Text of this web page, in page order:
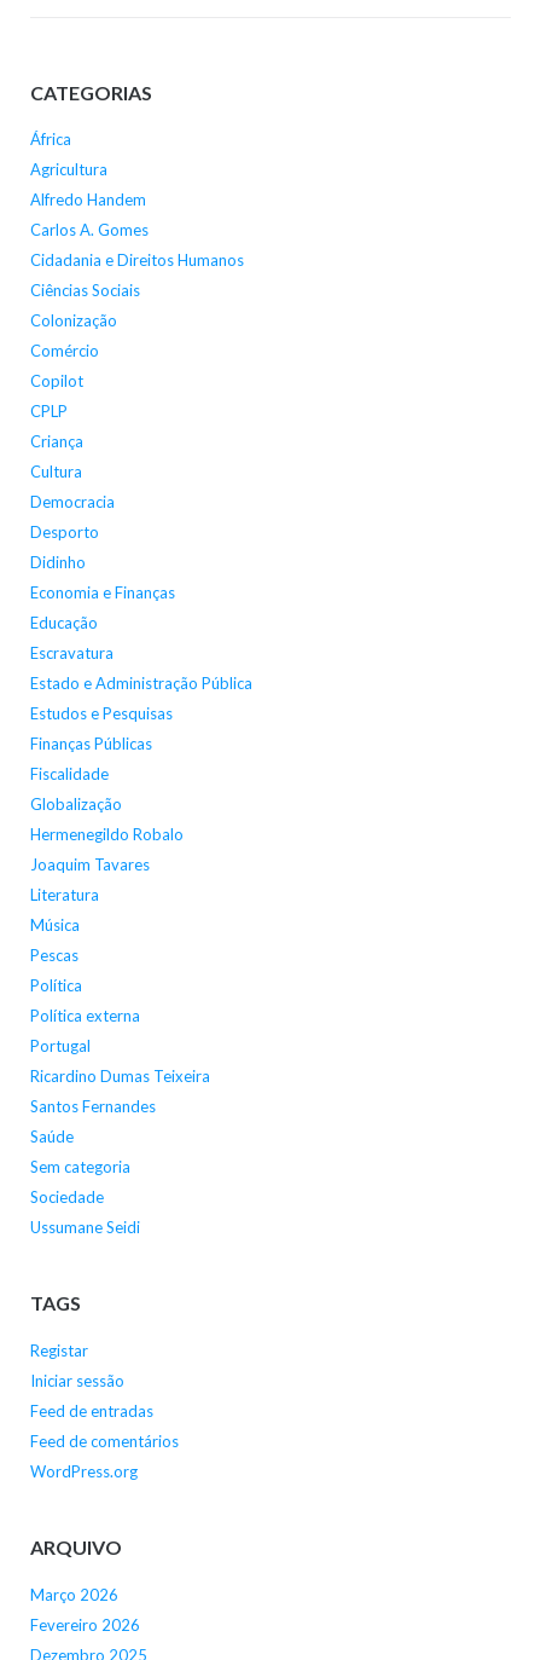
CATEGORIAS
África
Agricultura
Alfredo Handem
Carlos A. Gomes
Cidadania e Direitos Humanos
Ciências Sociais
Colonização
Comércio
Copilot
CPLP
Criança
Cultura
Democracia
Desporto
Didinho
Economia e Finanças
Educação
Escravatura
Estado e Administração Pública
Estudos e Pesquisas
Finanças Públicas
Fiscalidade
Globalização
Hermenegildo Robalo
Joaquim Tavares
Literatura
Música
Pescas
Política
Política externa
Portugal
Ricardino Dumas Teixeira
Santos Fernandes
Saúde
Sem categoria
Sociedade
Ussumane Seidi
TAGS
Registar
Iniciar sessão
Feed de entradas
Feed de comentários
WordPress.org
ARQUIVO
Março 2026
Fevereiro 2026
Dezembro 2025